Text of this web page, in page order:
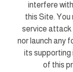
interfere
this Site.
service attack
nor launch any
its supporting
of this